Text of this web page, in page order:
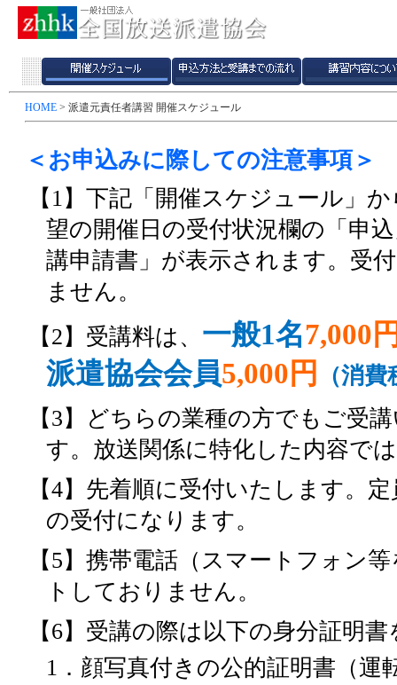
HOME > 派遣元責任者講習 開催スケジュール
＜お申込みに際しての注意事項＞
【1】下記「開催スケジュール」
望の開催日の受付状況欄の「申
講申請書」が表示されます。受
ません。
【2】受講料は、 一般1名7,000
派遣協会会員5,000円
（消
【3】どちらの業種の方でもご受
す。放送関係に特化した内容で
【4】先着順に受付いたします。
の受付になります。
【5】携帯電話（スマートフォン
トしておりません。
【6】受講の際は以下の身分証明
1．顔写真付きの公的証明書（運